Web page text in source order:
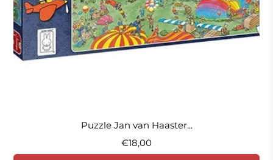
Puzzle Jan van Haaster...
€18,00